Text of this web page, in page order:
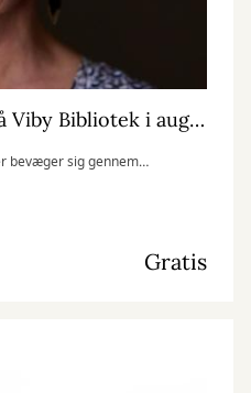
Hanne Bill udstiller på Viby Bibliotek i august måned
bevæger sig gennem
blevet mit kunstner-dna. For
kaos, renselse,
ledsaget af nødblus og
der er beskyttere og bringer
Gratis